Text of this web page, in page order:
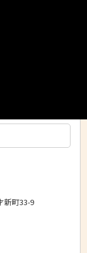
新町33-9